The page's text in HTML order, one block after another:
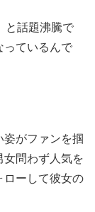
と話題沸騰で
っているんで
がファンを掴
女問わず人気を
ローして彼女の